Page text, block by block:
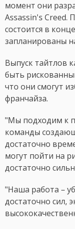
момент они
Assassin's Creed.
состоится в
запланированы
Выпуск тайтлов
быть
что они смогут
франчайза.
"Мы подходим к
команды
достаточно
могут пойти на
достаточно
"Наша работа –
достаточно сил,